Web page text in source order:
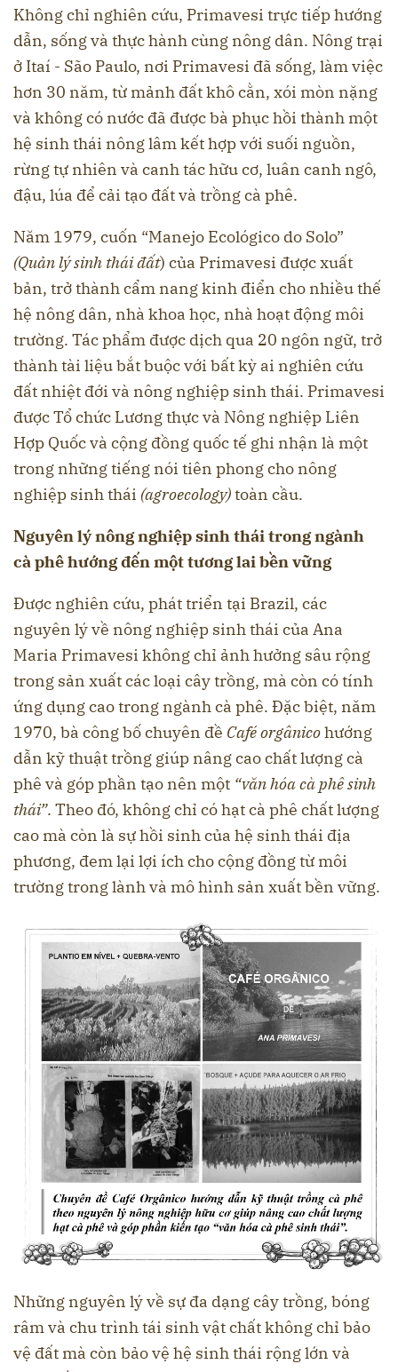
Không chỉ nghiên cứu, Primavesi trực tiếp hướng
dẫn, sống và thực hành cùng nông dân. Nông trại
ở Itaí - São Paulo, nơi Primavesi đã sống, làm việc
hơn 30 năm, từ mảnh đất khô cằn, xói mòn nặng
và không có nước đã được bà phục hồi thành một
hệ sinh thái nông lâm kết hợp với suối nguồn,
rừng tự nhiên và canh tác hữu cơ, luân canh ngô,
đậu, lúa để cải tạo đất và trồng cà phê.
Năm 1979, cuốn “Manejo Ecológico do Solo”
(Quản lý sinh thái đất) của Primavesi được xuất
bản, trở thành cẩm nang kinh điển cho nhiều thế
hệ nông dân, nhà khoa học, nhà hoạt động môi
trường. Tác phẩm được dịch qua 20 ngôn ngữ, trở
thành tài liệu bắt buộc với bất kỳ ai nghiên cứu
đất nhiệt đới và nông nghiệp sinh thái. Primavesi
được Tổ chức Lương thực và Nông nghiệp Liên
Hợp Quốc và cộng đồng quốc tế ghi nhận là một
trong những tiếng nói tiên phong cho nông
nghiệp sinh thái (agroecology)toàn cầu.
Nguyên lý nông nghiệp sinh thái trong ngành
cà phê hướng đến một tương lai bền vững
Được nghiên cứu, phát triển tại Brazil, các
nguyên lý về nông nghiệp sinh thái của Ana
Maria Primavesi không chỉ ảnh hưởng sâu rộng
trong sản xuất các loại cây trồng, mà còn có tính
ứng dụng cao trong ngành cà phê. Đặc biệt, năm
1970, bà công bố chuyên đề Café orgânicohướng
dẫn kỹ thuật trồng giúp nâng cao chất lượng cà
phê và góp phần tạo nên một “văn hóa cà phê sinh
thái”. Theo đó, không chỉ có hạt cà phê chất lượng
cao mà còn là sự hồi sinh của hệ sinh thái địa
phương, đem lại lợi ích cho cộng đồng từ môi
trường trong lành và mô hình sản xuất bền vững.
Những nguyên lý về sự đa dạng cây trồng, bóng
râm và chu trình tái sinh vật chất không chỉ bảo
vệ đất mà còn bảo vệ hệ sinh thái rộng lớn và